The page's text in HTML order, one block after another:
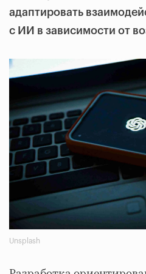
адаптировать
с ИИ в зависимости от
Unsplash